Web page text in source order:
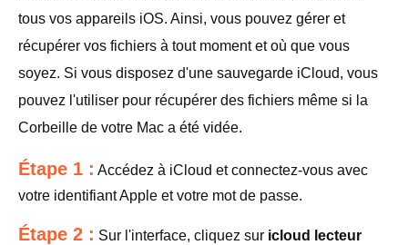
tous vos appareils iOS. Ainsi, vous pouvez gérer et
récupérer vos fichiers à tout moment et où que vous
soyez. Si vous disposez d'une sauvegarde iCloud, vous
pouvez l'utiliser pour récupérer des fichiers même si la
Corbeille de votre Mac a été vidée.
Étape 1 : Accédez à iCloud et connectez-vous avec
votre identifiant Apple et votre mot de passe.
Étape 2 : Sur l'interface, cliquez sur icloud lecteur